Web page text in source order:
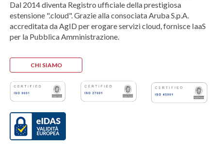
Dal 2014 diventa Registro ufficiale della prestigiosa
estensione ".cloud". Grazie alla consociata Aruba S.p.A.
accreditata da AgID per erogare servizi cloud, fornisce IaaS
per la Pubblica Amministrazione.
CHI SIAMO